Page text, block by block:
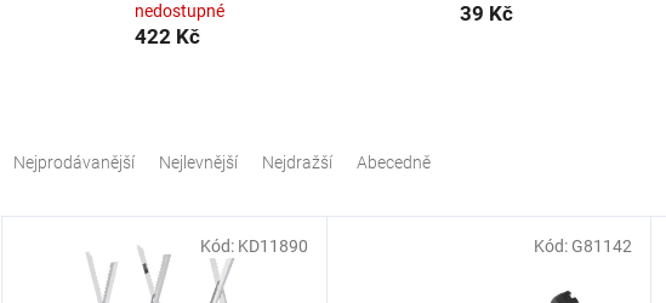
nedostupné
422 Kč
39 Kč
e
Nejprodávanější Nejlevnější Nejdražší Abecedně
Kód: KD11890 Kód: G81142